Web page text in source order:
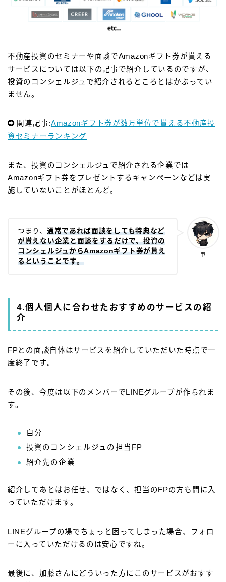
不動産投資のセミナーや面談でAmazonギフト券が貰える
サービスについては以下の記事で紹介しているのですが、
投資のコンシェルジュで紹介されるところとはかぶってい
ません。
関連記事:Amazonギフト券が数万単位で貰える不動産投
資セミナーランキング
また、投資のコンシェルジュで紹介される企業では
Amazonギフト券をプレゼントするキャンペーンなどは実
施していないことがほとんど。
甲
つまり、 通常であれば面談をしても特典など
が貰えない企業と面談をするだけで、投資の
コンシェルジュからAmazonギフト券が貰え
るということです。
4.個人個人に合わせたおすすめのサービスの紹
介
FPとの面談自体はサービスを紹介していただいた時点で一
度終了です。
その後、今度は以下のメンバーでLINEグループが作られま
す。
自分
投資のコンシェルジュの担当FP
紹介先の企業
紹介してあとはお任せ、ではなく、担当のFPの方も間に入
っていただけます。
LINEグループの場でちょっと困ってしまった場合、フォロ
ーに入っていただけるのは安心ですね。
最後に、加藤さんにどういった方にこのサービスがおすす